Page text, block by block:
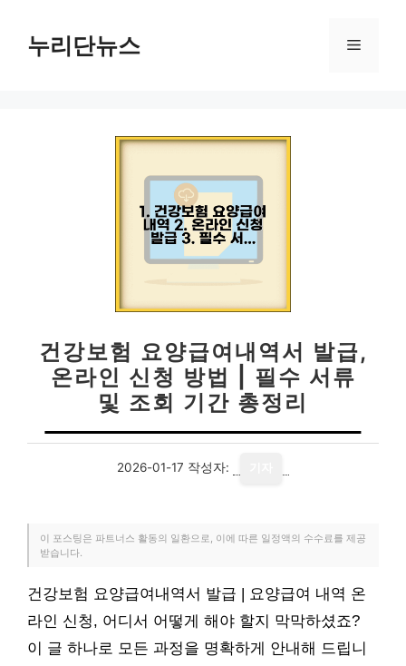
누리단뉴스 메
건강보험 요양급여내역서 발급,
온라인 신청 방법 | 필수 서류
및 조회 기간 총정리
2026-01-17 작성자:
이 포스팅은 파트너스 활동의 일환으로, 이에 따른 일정액의 수수료를 제공
받습니다.
건강보험 요양급여내역서 발급 | 요양급여 내역 온
라인 신청, 어디서 어떻게 해야 할지 막막하셨죠?
이 글 하나로 모든 과정을 명확하게 안내해 드립니